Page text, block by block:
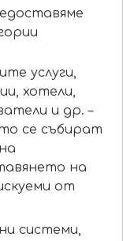
услуги,
хотели,
и др. –
се събират
на
от
системи,